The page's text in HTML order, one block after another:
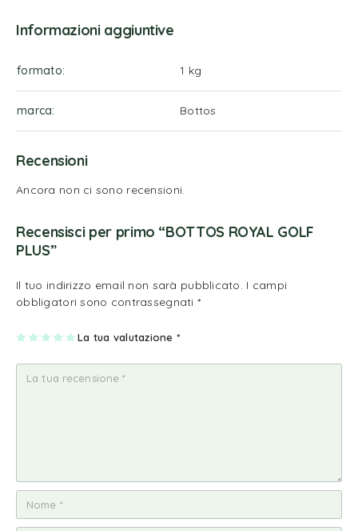
Informazioni aggiuntive
formato 1 kg
marca Bottos
Recensioni
Ancora non ci sono recensioni.
Recensisci per primo “BOTTOS ROYAL GOLF
PLUS”
Il tuo indirizzo email non sarà pubblicato. I campi
obbligatori sono contrassegnati *
La tua valutazione *
1
a
2
e
su
5
3
e
su
5
4
e
su
5
5
e
su
5